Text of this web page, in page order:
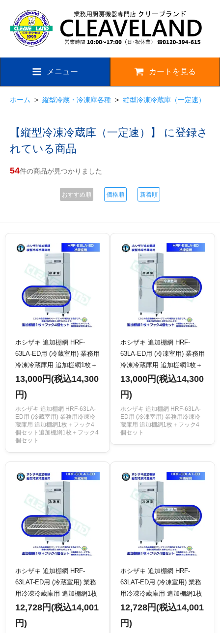
メニュー カートを見る
ホーム > 縦型冷蔵・冷凍庫各種 > 縦型冷凍冷蔵庫（一定速）
【縦型冷凍冷蔵庫（一定速）】 に登録さ
れている商品
54件の商品が見つかりました
おすすめ順 価格順 新着順
ホシザキ 追加棚網 HRF-
63LA-ED用 (冷蔵室用) 業務用
冷凍冷蔵庫用 追加棚網1枚＋
フック4個セット
13,000円(税込14,300
円)
ホシザキ 追加棚網 HRF-63LA-
ED用 (冷蔵室用) 業務用冷凍冷
蔵庫用 追加棚網1枚＋フック4
個セット追加棚網1枚＋フック4
個セット
ホシザキ 追加棚網 HRF-
63LA-ED用 (冷凍室用) 業務用
冷凍冷蔵庫用 追加棚網1枚＋
フック4個セット
13,000円(税込14,300
円)
ホシザキ 追加棚網 HRF-63LA-
ED用 (冷凍室用) 業務用冷凍冷
蔵庫用 追加棚網1枚＋フック4
個セット
ホシザキ 追加棚網 HRF-
63LAT-ED用 (冷蔵室用) 業務
用冷凍冷蔵庫用 追加棚網1枚
＋フック4個セット
12,728円(税込14,001
円)
ホシザキ 追加棚網 HRF-
63LAT-ED用 (冷凍室用) 業務
用冷凍冷蔵庫用 追加棚網1枚
＋フック4個セット
12,728円(税込14,001
円)